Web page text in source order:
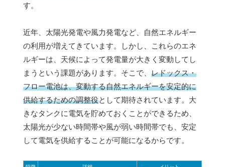
す。
近年、太陽光発電や風力発電など、自然エネルギー
の利用が増えてきています。しかし、これらのエネ
ルギーは、天候によって発電量が大きく変動してし
まうという課題があります。そこで、 レドックス・
フロー電池は、変動する自然エネルギーを安定的に
供給するための調整役として期待されています。大
きなタンクに電気を貯めておくことができるため、
太陽光が少ない時間帯や風が弱い時間帯でも、安定
して電気を供給することが可能になるからです。